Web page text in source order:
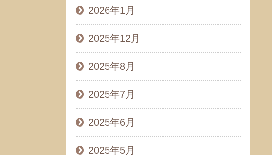
2026年1月
2025年12月
2025年8月
2025年7月
2025年6月
2025年5月